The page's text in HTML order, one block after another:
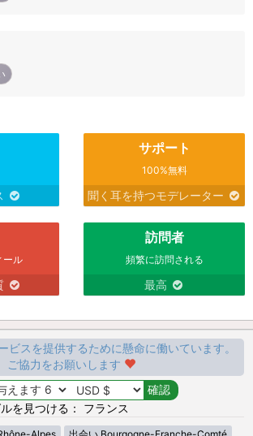
サポート
100%無料
聞く耳を持つモデレーター
ール
訪問者
頻繁に訪問される
最高
ビスを提供するために懸命に働いています。
ご協力をお願いします
を見つける： フランス